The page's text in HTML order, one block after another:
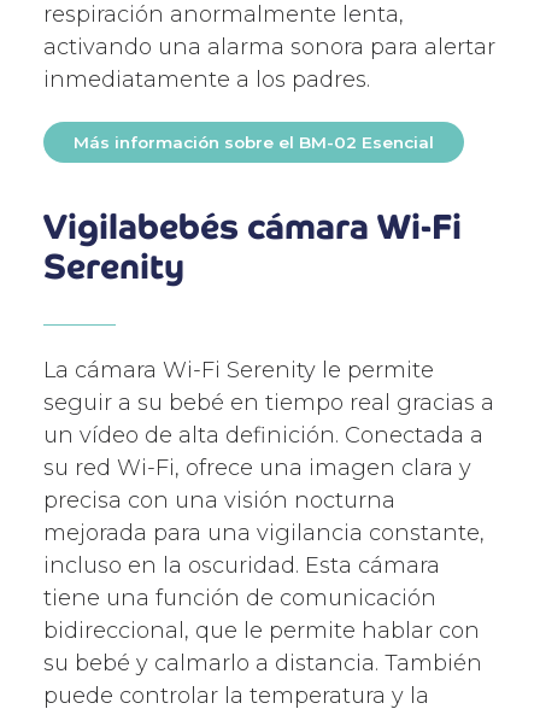
respiración anormalmente lenta,
activando una alarma sonora para alertar
inmediatamente a los padres.
Más información sobre el BM-02 Esencial
Vigilabebés cámara Wi-Fi
Serenity
La cámara Wi-Fi Serenity le permite
seguir a su bebé en tiempo real gracias a
un vídeo de alta definición. Conectada a
su red Wi-Fi, ofrece una imagen clara y
precisa con una visión nocturna
mejorada para una vigilancia constante,
incluso en la oscuridad. Esta cámara
tiene una función de comunicación
bidireccional, que le permite hablar con
su bebé y calmarlo a distancia. También
puede controlar la temperatura y la